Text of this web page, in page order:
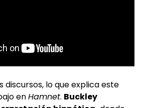
discursos, lo que explica este
enHamnet. Buckley